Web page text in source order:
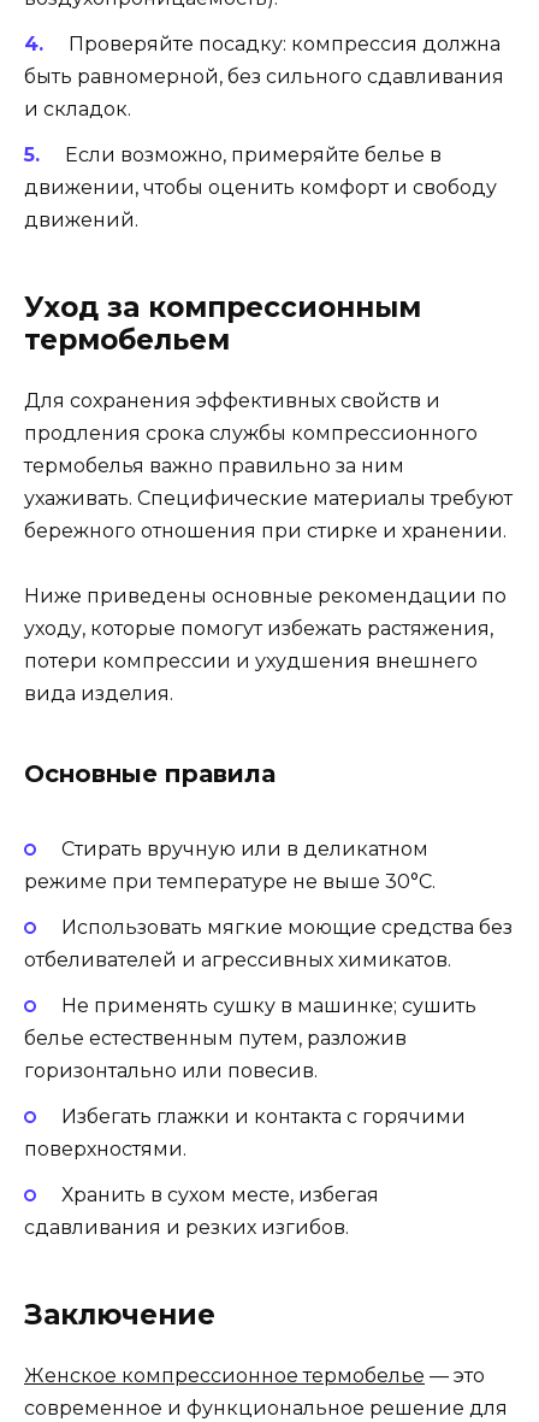
Проверяйте посадку: компрессия должна
быть равномерной, без сильного сдавливания
и складок.
Если возможно, примеряйте белье в
движении, чтобы оценить комфорт и свободу
движений.
Уход за компрессионным
термобельем
Для сохранения эффективных свойств и
продления срока службы компрессионного
термобелья важно правильно за ним
ухаживать. Специфические материалы требуют
бережного отношения при стирке и хранении.
Ниже приведены основные рекомендации по
уходу, которые помогут избежать растяжения,
потери компрессии и ухудшения внешнего
вида изделия.
Основные правила
Стирать вручную или в деликатном
режиме при температуре не выше 30°C.
Использовать мягкие моющие средства без
отбеливателей и агрессивных химикатов.
Не применять сушку в машинке; сушить
белье естественным путем, разложив
горизонтально или повесив.
Избегать глажки и контакта с горячими
поверхностями.
Хранить в сухом месте, избегая
сдавливания и резких изгибов.
Заключение
Женское компрессионное термобелье — это
современное и функциональное решение для